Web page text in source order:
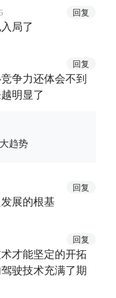
回复
局了
回复
争力还体会不到
明显了
趋势
回复
展的根基
回复
才能坚定的开拓
驶技术充满了期